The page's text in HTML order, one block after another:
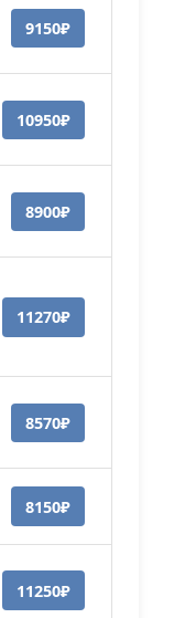
9150₽
10950₽
8900₽
11270₽
8570₽
8150₽
11250₽